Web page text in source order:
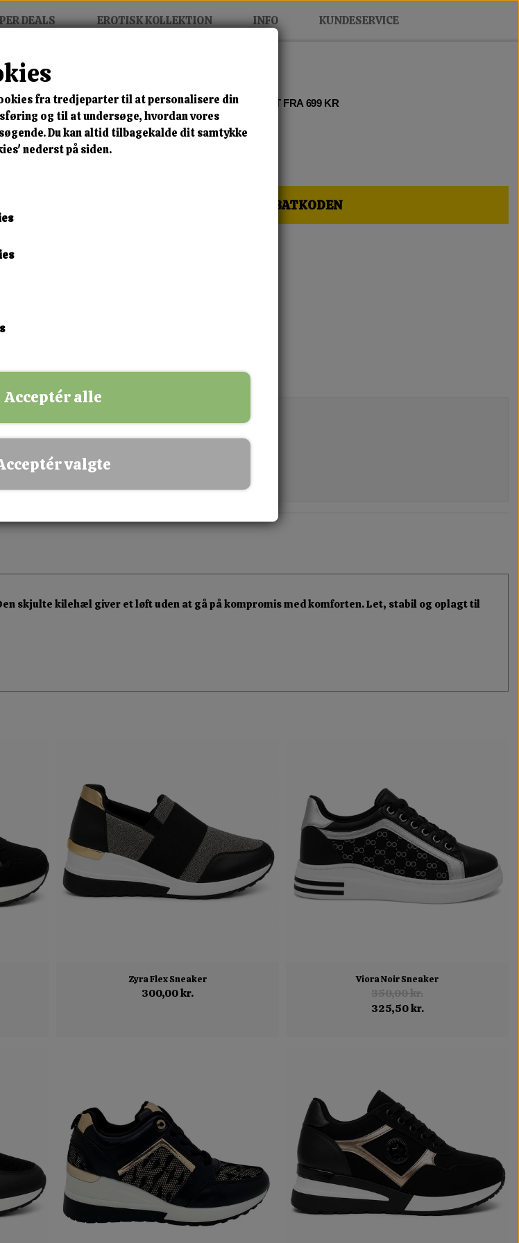
DEALS EROTISK KOLLEKTION INFO KUNDESERVICE
MIX FRIT • KØB 3 BETAL FOR 2 • FRI FRAGT FRA 699 KR
Sneaker
🎁 SPAR 10 % – KLIK HER OG FÅ RABATKODEN
skjulte kilehæl giver et løft uden at gå på kompromis med komforten. Let, stabil og oplagt til
Zyra Flex Sneaker
300,00 kr.
Viora Noir Sneaker
350,00 kr.
325,50 kr.
fra tredjeparter til at personalisere din
og til at undersøge, hvordan vores
Du kan altid tilbagekalde dit samtykke
nederst på siden.
Acceptér alle
valgte